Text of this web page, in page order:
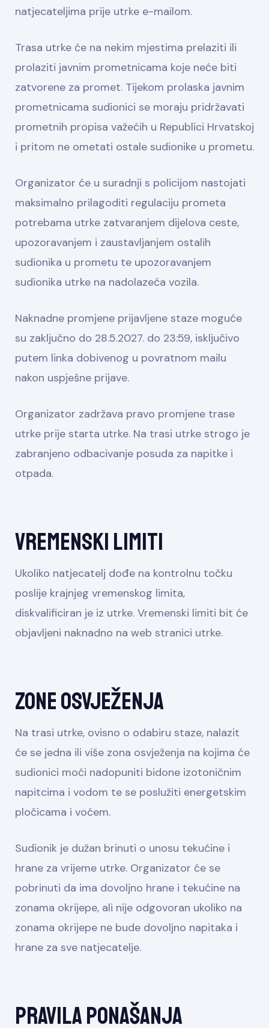
natjecateljima prije utrke e-mailom.
Trasa utrke će na nekim mjestima prelaziti ili
prolaziti javnim prometnicama koje neće biti
zatvorene za promet. Tijekom prolaska javnim
prometnicama sudionici se moraju pridržavati
prometnih propisa važećih u Republici Hrvatskoj
i pritom ne ometati ostale sudionike u prometu.
Organizator će u suradnji s policijom nastojati
maksimalno prilagoditi regulaciju prometa
potrebama utrke zatvaranjem dijelova ceste,
upozoravanjem i zaustavljanjem ostalih
sudionika u prometu te upozoravanjem
sudionika utrke na nadolazeća vozila.
Naknadne promjene prijavljene staze moguće
su zaključno do 28.5.2027. do 23:59, isključivo
putem linka dobivenog u povratnom mailu
nakon uspješne prijave.
Organizator zadržava pravo promjene trase
utrke prije starta utrke. Na trasi utrke strogo je
zabranjeno odbacivanje posuda za napitke i
otpada.
Vremenski limiti
Ukoliko natjecatelj dođe na kontrolnu točku
poslije krajnjeg vremenskog limita,
diskvalificiran je iz utrke. Vremenski limiti bit će
objavljeni naknadno na web stranici utrke.
Zone osvježenja
Na trasi utrke, ovisno o odabiru staze, nalazit
će se jedna ili više zona osvježenja na kojima će
sudionici moći nadopuniti bidone izotoničnim
napitcima i vodom te se poslužiti energetskim
pločicama i voćem.
Sudionik je dužan brinuti o unosu tekućine i
hrane za vrijeme utrke. Organizator će se
pobrinuti da ima dovoljno hrane i tekućine na
zonama okrijepe, ali nije odgovoran ukoliko na
zonama okrijepe ne bude dovoljno napitaka i
hrane za sve natjecatelje.
Pravila ponašanja